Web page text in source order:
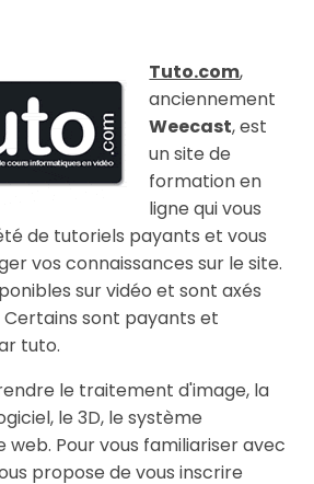
Tuto.com,
anciennement
Weecast, est
un site de
formation en
ligne qui vous
de tutoriels payants et vous
vos connaissances sur le site.
sur vidéo et sont axés
sont payants et
tuto.
le traitement d'image, la
le 3D, le système
Pour vous familiariser avec
propose de vous inscrire